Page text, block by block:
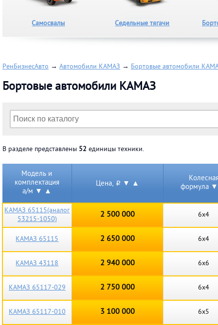
Самосвалы Седельные тягачи
РенБизнесАвто → Автомобили КАМАЗ → Бортовые автомобили
Бортовые автомобили КАМАЗ
В разделе представлены 52 единицы техники.
Модель и
комплектация
а/м ▼ ▲
Цена, i ▼ ▲
формула ▼
КАМАЗ 65115(аналог
53215-1050)
2 500 000 6х4
КАМАЗ 65115 2 650 000 6х4
КАМАЗ 43118 2 940 000 6х6
КАМАЗ 65117-029 2 750 000 6х4
КАМАЗ 65117-010 3 100 000 6х5